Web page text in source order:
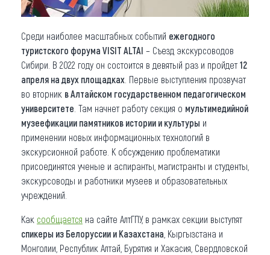
Среди наиболее масштабных событий ежегодного
туристского форума VISIT ALTAI – Съезд экскурсоводов
Сибири. В 2022 году он состоится в девятый раз и пройдет 12
апреля на двух площадках . Первые выступления прозвучат
во вторник в Алтайском государственном педагогическом
университете . Там начнет работу секция о мультимедийной
музеефикации памятников истории и культуры и
применении новых информационных технологий в
экскурсионной работе. К обсуждению проблематики
присоединятся ученые и аспиранты, магистранты и студенты,
экскурсоводы и работники музеев и образовательных
учреждений.
Как сообщается на сайте АлтГПУ, в рамках секции выступят
спикеры из Белоруссии и Казахстана , Кыргызстана и
Монголии, Республик Алтай, Бурятия и Хакасия, Свердловской